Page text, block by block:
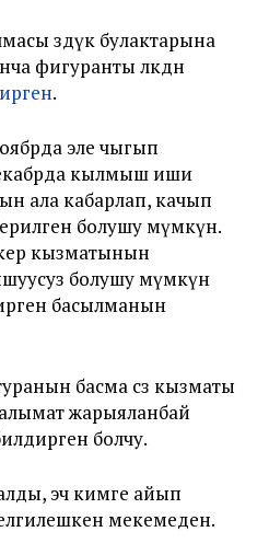
өздүк булактарына
фигуранты өлкөдөн
.
эле чыгып
кылмыш иши
ала кабарлап, качып
болушу мүмкүн.
кызматынын
болушу мүмкүн
басылманын
басма сөз кызматы
жарыяланбай
болчу.
эч кимге айып
мекемеден.